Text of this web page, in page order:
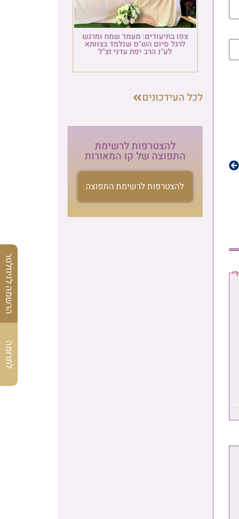
צפו בתיעודים: מעמד שמח ומרגש
לרגל סיום הש"ס שנלמד בצוותא
לע"נ הרב יפת עדני זצ"ל
לכל העידכונים
להצטרפות לרשימת
התפוצה של קו המאורות
להצטרפות לרשימת התפוצה
הרשמה לניוזלטר
לתרומה